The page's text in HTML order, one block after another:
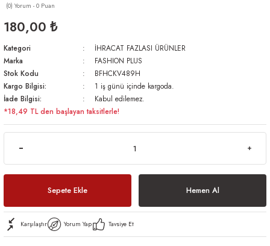
(0) Yorum - 0 Puan
180,00 ₺
Kategori
İHRACAT FAZLASI ÜRÜNLER
Marka
FASHION PLUS
Stok Kodu
BFHCKV489H
Kargo Bilgisi:
1 iş günü içinde kargoda.
İade Bilgisi:
Kabul edilemez.
*18,49 TL den başlayan taksitlerle!
Sepete Ekle Hemen Al
Karşılaştır Yorum Yap Tavsiye Et